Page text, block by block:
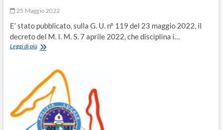
25 Maggio 2022
E’ stato pubblicato, sulla G. U. n° 119 del 23 maggio 2022, il
decreto del M. I. M. S. 7 aprile 2022, che disciplina i…
Leggi di piùSTALLI
DONNE
IN
GRAVIDANZA
–
PUBBLICATO
IL
DECRETO